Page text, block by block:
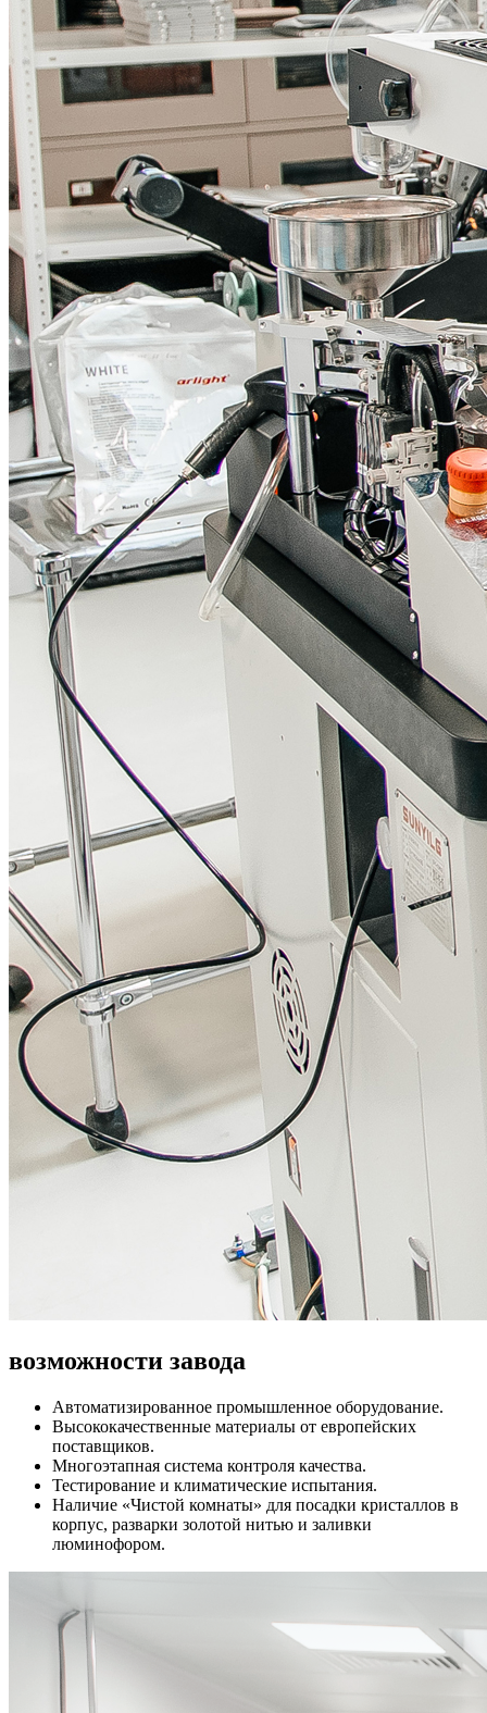
возможности завода
Автоматизированное промышленное оборудование.
Высококачественные материалы от европейских
поставщиков.
Многоэтапная система контроля качества.
Тестирование и климатические испытания.
Наличие «Чистой комнаты» для посадки кристаллов в
корпус, разварки золотой нитью и заливки
люминофором.